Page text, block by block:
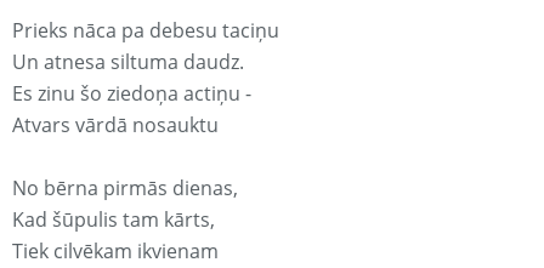
Prieks nāca pa debesu taciņu
Un atnesa siltuma daudz.
Es zinu šo ziedoņa actiņu -
Atvars vārdā nosauktu
No bērna pirmās dienas,
Kad šūpulis tam kārts,
Tiek cilvēkam ikvienam